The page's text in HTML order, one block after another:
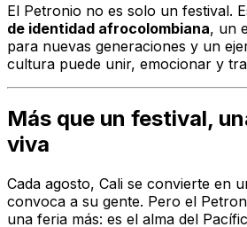
El Petronio no es solo un festival.
de identidad afrocolombiana, un
para nuevas generaciones y un
cultura puede unir, emocionar y
Más que un festival,
viva
Cada agosto, Cali se convierte en
convoca a su gente. Pero el
una feria más: es el alma del